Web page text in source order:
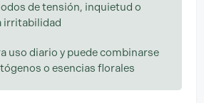
de tensión, inquietud o
irritabilidad
uso diario y puede combinarse
o esencias florales